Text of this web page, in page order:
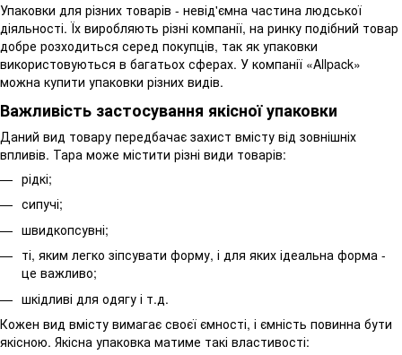
Упаковки для різних товарів - невід'ємна частина людської
діяльності. Їх виробляють різні компанії, на ринку подібний товар
добре розходиться серед покупців, так як упаковки
використовуються в багатьох сферах. У компанії «Allpack»
можна купити упаковки різних видів.
Важливість застосування якісної упаковки
Даний вид товару передбачає захист вмісту від зовнішніх
впливів. Тара може містити різні види товарів:
рідкі;
сипучі;
швидкопсувні;
ті, яким легко зіпсувати форму, і для яких ідеальна форма -
це важливо;
шкідливі для одягу і т.д.
Кожен вид вмісту вимагає своєї ємності, і ємність повинна бути
якісною. Якісна упаковка матиме такі властивості: